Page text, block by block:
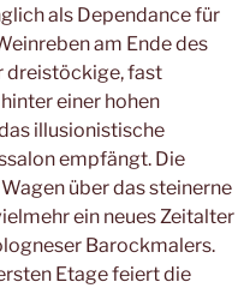
als Dependance für
am Ende des
dreistöckige, fast
einer hohen
illusionistische
empfängt. Die
über das steinerne
ein neues Zeitalter
Barockmalers.
Etage feiert die